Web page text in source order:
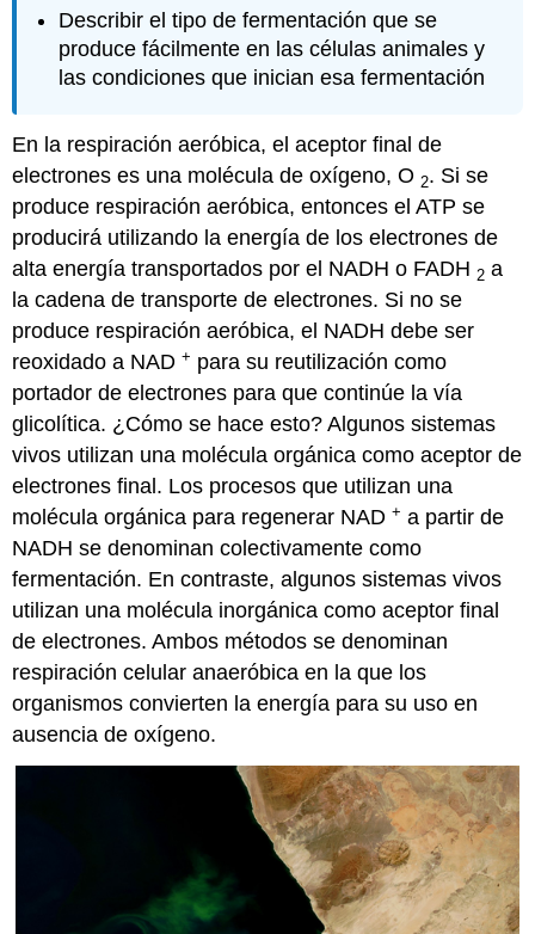
Describir el tipo de fermentación que se
produce fácilmente en las células animales y
las condiciones que inician esa fermentación
En la respiración aeróbica, el aceptor final de
electrones es una molécula de oxígeno, O 2. Si se
produce respiración aeróbica, entonces el ATP se
producirá utilizando la energía de los electrones de
alta energía transportados por el NADH o FADH 2 a
la cadena de transporte de electrones. Si no se
produce respiración aeróbica, el NADH debe ser
reoxidado a NAD+ para su reutilización como
portador de electrones para que continúe la vía
glicolítica. ¿Cómo se hace esto? Algunos sistemas
vivos utilizan una molécula orgánica como aceptor de
electrones final. Los procesos que utilizan una
molécula orgánica para regenerar NAD+ a partir de
NADH se denominan colectivamente como
fermentación. En contraste, algunos sistemas vivos
utilizan una molécula inorgánica como aceptor final
de electrones. Ambos métodos se denominan
respiración celular anaeróbica en la que los
organismos convierten la energía para su uso en
ausencia de oxígeno.